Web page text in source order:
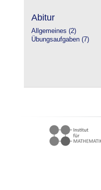
Abitur
Allgemeines (2)
Übungsaufgaben (7)